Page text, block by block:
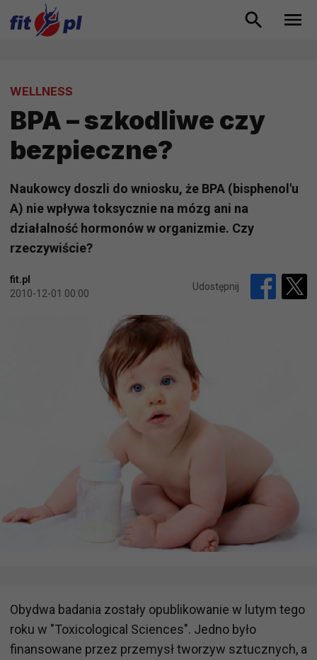
WELLNESS
BPA – szkodliwe czy
bezpieczne?
Naukowcy doszli do wniosku, że BPA (bisphenol'u
A) nie wpływa toksycznie na mózg ani na
działalność hormonów w organizmie. Czy
rzeczywiście?
fit.pl
2010-12-01 00:00
Udostępnij
Obydwa badania zostały opublikowanie w lutym tego
roku w "Toxicological Sciences". Jedno było
finansowane przez przemysł tworzyw sztucznych, a